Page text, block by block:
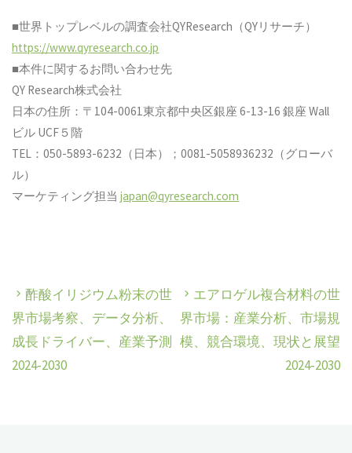
■世界トップレベルの調査会社QYResearch（QYリサーチ）
https://www.qyresearch.co.jp
■本件に関するお問い合わせ先
QY Research株式会社
日本の住所：〒104-0061東京都中央区銀座 6-13-16 銀座 Wall
ビル UCF５階
TEL：050-5893-6232（日本）；0081-5058936232（グローバ
ル）
マーケティング担当japan@qyresearch.com
酢酸イリジウム粉末の世
界市場考察、データ分析、
成長ドライバー、産業予測
2024-2030
エアロゲル複合材料の世
界市場：産業分析、市場規
模、競合環境、現状と展望
2024-2030